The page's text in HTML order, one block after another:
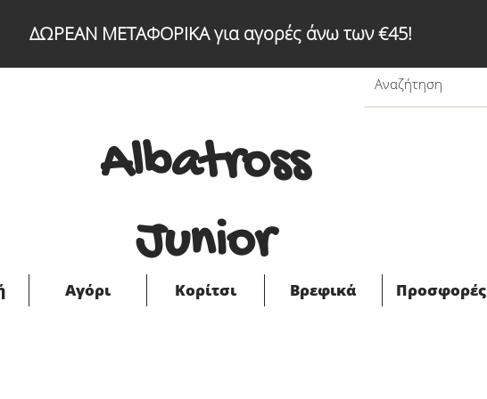
ΔΩΡΕΑΝ ΜΕΤΑΦΟΡΙΚΑ για αγορές άνω των €45!
Albatross
Junior
Αγόρι Κορίτσι Βρεφικά Προσφορές